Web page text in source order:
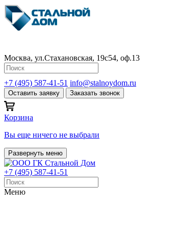
Москва, ул.Стахановская, 19с54, оф.13
+7 (495) 587-41-51 info@stalnoydom.ru
Оставить заявку Заказать звонок
Корзина
Вы еще ничего не выбрали
Развернуть меню
+7 (495) 587-41-51
Меню